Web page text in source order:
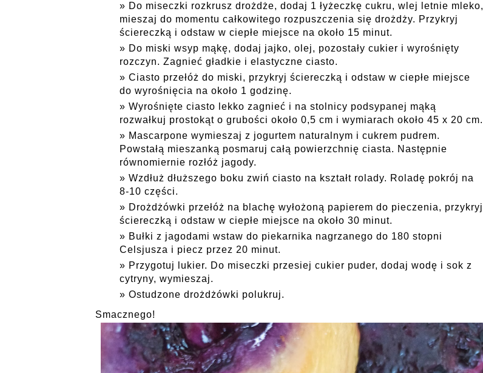
Do miseczki rozkrusz drożdże, dodaj 1 łyżeczkę cukru, wlej letnie mleko,
mieszaj do momentu całkowitego rozpuszczenia się drożdży. Przykryj
ściereczką i odstaw w ciepłe miejsce na około 15 minut.
Do miski wsyp mąkę, dodaj jajko, olej, pozostały cukier i wyrośnięty
rozczyn. Zagnieć gładkie i elastyczne ciasto.
Ciasto przełóż do miski, przykryj ściereczką i odstaw w ciepłe miejsce
do wyrośnięcia na około 1 godzinę.
Wyrośnięte ciasto lekko zagnieć i na stolnicy podsypanej mąką
rozwałkuj prostokąt o grubości około 0,5 cm i wymiarach około 45 x 20 cm.
Mascarpone wymieszaj z jogurtem naturalnym i cukrem pudrem.
Powstałą mieszanką posmaruj całą powierzchnię ciasta. Następnie
równomiernie rozłóż jagody.
Wzdłuż dłuższego boku zwiń ciasto na kształt rolady. Roladę pokrój na
8-10 części.
Drożdżówki przełóż na blachę wyłożoną papierem do pieczenia, przykryj
ściereczką i odstaw w ciepłe miejsce na około 30 minut.
Bułki z jagodami wstaw do piekarnika nagrzanego do 180 stopni
Celsjusza i piecz przez 20 minut.
Przygotuj lukier. Do miseczki przesiej cukier puder, dodaj wodę i sok z
cytryny, wymieszaj.
Ostudzone drożdżówki polukruj.
Smacznego!